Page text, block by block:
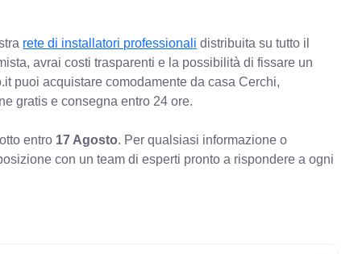
rete di installatori professionali distribuita su tutto il
avrai costi trasparenti e la possibilità di fissare un
puoi acquistare comodamente da casa Cerchi,
gratis e consegna entro 24 ore.
entro 17 Agosto. Per qualsiasi informazione o
con un team di esperti pronto a rispondere a ogni